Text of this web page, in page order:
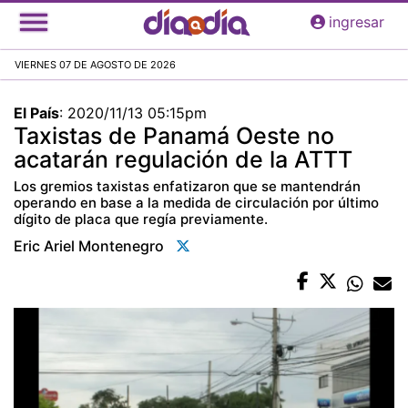
Pasar
al
principal
ingresar
VIERNES 07 DE AGOSTO DE 2026
El País: 2020/11/13 05:15pm
Taxistas de Panamá Oeste no
acatarán regulación de la ATTT
Los gremios taxistas enfatizaron que se mantendrán
operando en base a la medida de circulación por último
dígito de placa que regía previamente.
Eric Ariel Montenegro